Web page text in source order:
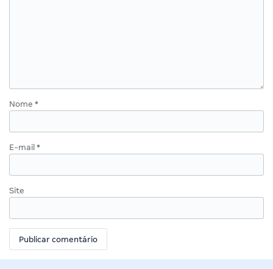
Nome *
E-mail *
Site